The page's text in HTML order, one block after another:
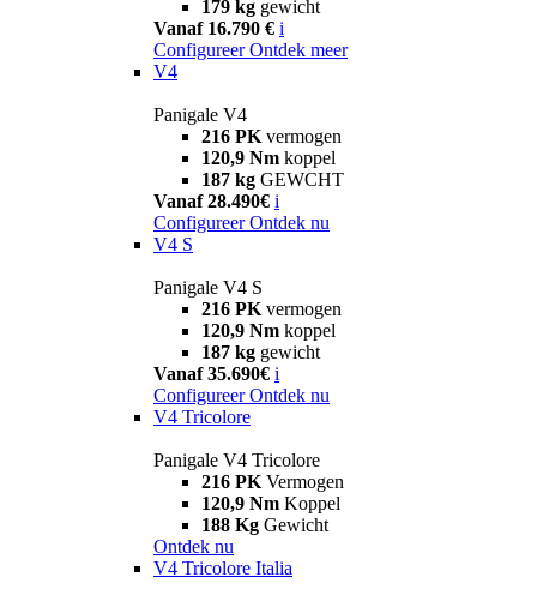
179 kg gewicht
Vanaf 16.790 € i
Configureer Ontdek meer
V4
Panigale V4
216 PK vermogen
120,9 Nm koppel
187 kg GEWCHT
Vanaf 28.490€ i
Configureer Ontdek nu
V4 S
Panigale V4 S
216 PK vermogen
120,9 Nm koppel
187 kg gewicht
Vanaf 35.690€ i
Configureer Ontdek nu
V4 Tricolore
Panigale V4 Tricolore
216 PK Vermogen
120,9 Nm Koppel
188 Kg Gewicht
Ontdek nu
V4 Tricolore Italia